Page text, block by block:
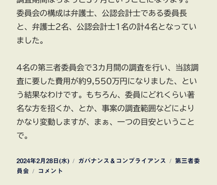
委員会の構成は弁護士、公認会計士である委員長
と、弁護士2名、公認会計士1名の計4名となってい
ました。
4名の第三者委員会で3カ月間の調査を行い、当該調
査に要した費用が約9,550万円になりました、とい
う結果なわけです。もちろん、委員にどれくらい著
名な方を招くか、とか、事案の調査範囲などにより
かなり変動しますが、まぁ、一つの目安ということ
で。
投
稿
2024年2月28日(水)
カ
ガバナンス＆コンプライアンス
タ
第三者委
員会
株
コメント